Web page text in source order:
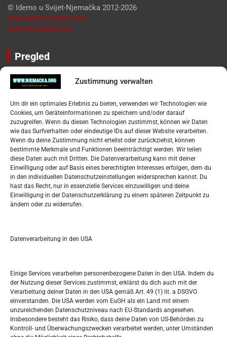
Zustimmung verwalten
Um dir ein optimales Erlebnis zu bieten, verwenden wir Technologien wie
Cookies, um Geräteinformationen zu speichern und/oder darauf
zuzugreifen. Wenn du diesen Technologien zustimmst, können wir Daten
wie das Surfverhalten oder eindeutige IDs auf dieser Website verarbeiten.
Wenn du deine Zustimmung nicht erteilst oder zurückziehst, können
bestimmte Merkmale und Funktionen beeinträchtigt werden. Wir teilen
diese Daten auch mit Dritten. Die Datenverarbeitung kann mit deiner
Einwilligung oder auf Basis eines berechtigten Interesses erfolgen, dem du
in den individuellen Datenschutzeinstellungen widersprechen kannst. Du
hast das Recht, nur in essenzielle Services einzuwilligen und deine
Einwilligung in der Datenschutzerklärung zu einem späteren Zeitpunkt zu
ändern oder zu widerrufen.
Datenverarbeitung in den USA
Einige Services verarbeiten personenbezogene Daten in den USA. Indem du
der Nutzung dieser Services zustimmst, erklärst du dich auch mit der
Verarbeitung deiner Daten in den USA gemäß Art. 49 (1) lit. a DSGVO
einverstanden. Die USA werden vom EuGH als ein Land mit einem
unzureichenden Datenschutzniveau nach EU-Standards angesehen.
Insbesondere besteht das Risiko, dass deine Daten von US-Behörden zu
Kontroll- und Überwachungszwecken verarbeitet werden, unter Umständen
© Idemo u Svijet-Njemačka 2012-2026
www.idemousvijet.com
www.njemacka.org
Pregled
Impressum
Datenschutzerklärung
Widerufsbelehrung
Oglašavanje / Postavite svoj oglas
Tko je “Idemo u Svijet – Njemačka?
Pretražite stranicu:
S
e
h
M D M D F S S
1
3 4 5 6 7 8
10 11 12 13 14 15 16